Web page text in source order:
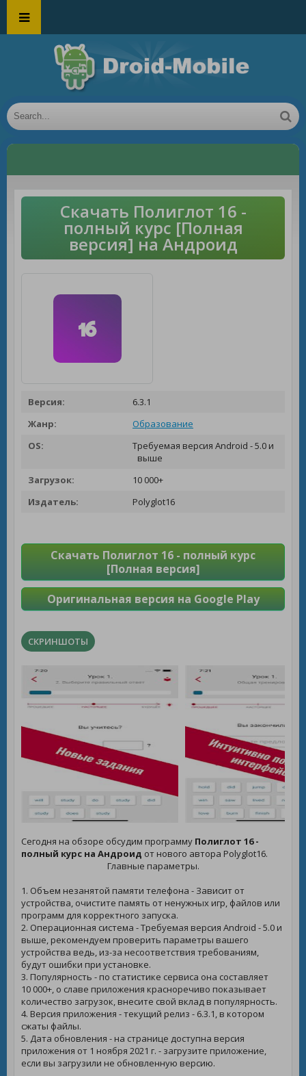
Скачать Полиглот 16 -
полный курс [Полная
версия] на Андроид
Версия:
6.3.1
Жанр:
Образование
OS:
Требуемая версия Android - 5.0 и
выше
Загрузок:
10 000+
Издатель:
Polyglot16
Скачать Полиглот 16 - полный курс
[Полная версия]
Оригинальная версия на Google Play
СКРИНШОТЫ
Сегодня на обзоре обсудим программу Полиглот 16 -
полный курс на Андроид от нового автора Polyglot16.
Главные параметры.
1. Объем незанятой памяти телефона - Зависит от
устройства, очистите память от ненужных игр, файлов или
программ для корректного запуска.
2. Операционная система - Требуемая версия Android - 5.0 и
выше, рекомендуем проверить параметры вашего
устройства ведь, из-за несоответствия требованиям,
будут ошибки при установке.
3. Популярность - по статистике сервиса она составляет
10 000+, о славе приложения красноречиво показывает
количество загрузок, внесите свой вклад в популярность.
4. Версия приложения - текущий релиз - 6.3.1, в котором
сжаты файлы.
5. Дата обновления - на странице доступна версия
приложения от 1 ноября 2021 г. - загрузите приложение,
если вы загрузили не обновленную версию.